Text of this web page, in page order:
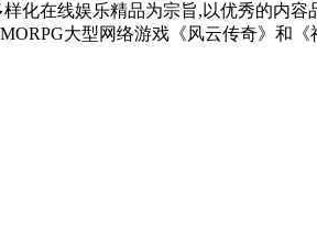
化在线娱乐精品为宗旨,以优秀的内
大型网络游戏《风云传奇》和